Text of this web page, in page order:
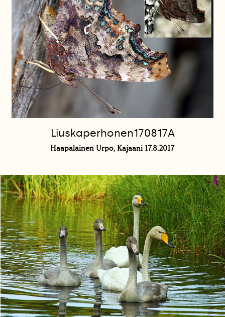
Liuskaperhonen170817A
Haapalainen Urpo, Kajaani 17.8.2017